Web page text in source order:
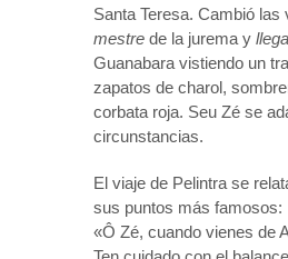
Santa Teresa. Cambió las
mestre de la jurema y llega
Guanabara vistiendo un
zapatos de charol,
corbata roja. Seu Zé se
circunstancias.
El viaje de Pelintra se
sus puntos más famosos:
«Ô Zé, cuando vienes de